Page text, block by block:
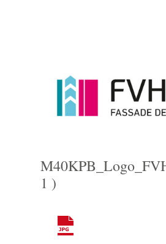
1 )